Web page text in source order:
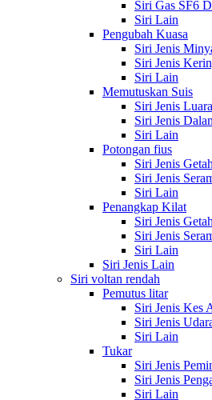
Siri Gas SF6
Siri Lain
Pengubah Kuasa
Siri Jenis
Siri Jenis
Siri Lain
Memutuskan Suis
Siri Jenis
Siri Jenis
Siri Lain
Potongan fius
Siri Jenis
Siri Jenis
Siri Lain
Penangkap Kilat
Siri Jenis
Siri Jenis
Siri Lain
Siri Jenis Lain
Siri voltan rendah
Pemutus litar
Siri Jenis Kes
Siri Jenis
Siri Lain
Tukar
Siri Jenis
Siri Jenis
Siri Lain